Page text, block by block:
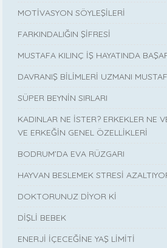
MOTİVASYON SÖYLEŞİLERİ
FARKINDALIĞIN ŞİFRESİ
MUSTAFA KILINÇ İŞ HAYATINDA
DAVRANIŞ BİLİMLERİ UZMANI
SÜPER BEYNİN SIRLARI
KADINLAR NE İSTER? ERKEKLER NE
VE ERKEĞİN GENEL ÖZELLİKLERİ
BODRUM’DA EVA RÜZGARI
HAYVAN BESLEMEK STRESİ
DOKTORUNUZ DİYOR Kİ
DİŞLİ BEBEK
ENERJİ İÇECEĞİNE YAŞ LİMİTİ